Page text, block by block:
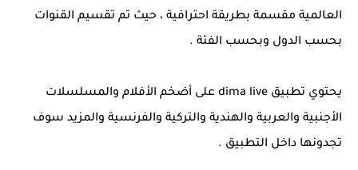
العالمية مقسمة بطريقة احترافية ، حيث تم تقسيم القنوات
بحسب الدول وبحسب الفئة .
يحتوي تطبيق dima live على أضخم الأفلام والمسلسلات
الأجنبية والعربية والهندية والتركية والفرنسية والمزيد سوف
تجدونها داخل التطبيق .